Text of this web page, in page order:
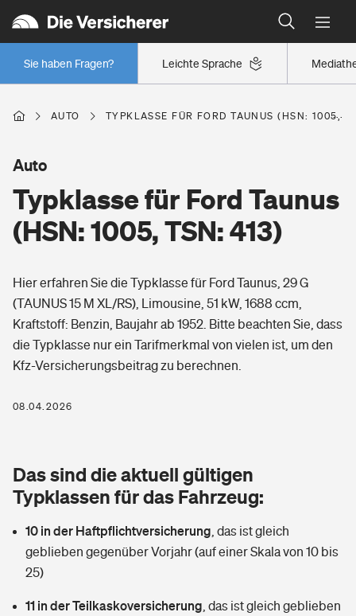
Leichte Sprache
Sie haben Fragen?
Wer versichert was: Jetzt Versicherer finden
Regionalklassen: So ist Ihre Region eingestuft
Wer versichert was: Jetzt Versicherer finden
Berufsunfähigkeitsversicherung
Erwerbsunfähigkeitsversicherung
Grundfähigkeitsversicherung
Arbeitsrechtsschutz
Berufshaftpflichtversicherung
Zur Übersicht
Tools
Wer versichert was: Jetzt Versicherer finden
Sie haben Fragen?
Wohnen
Elementarversicherung
Glasversicherung
Mietkautionsversicherung
Restkreditversicherung
Freizeit
Pri­vate Haft­pflicht­
Kinderunfall­ver­si­che­rung
Kinderinvalidität
Gesundheit
Private Krankenversicherung
Dread-Disease-Versicherung
Tierkrankenversicherung
Zur Übersicht
AUTO TYPKLASSE FÜR FORD TAUNUS (HSN: 1005,
Typklasse für Ford Taunus
(HSN: 1005, TSN: 413)
Auto
Hier erfahren Sie die Typklasse für Ford Taunus, 29 G
(TAUNUS 15 M XL/RS), Limousine, 51 kW, 1688 ccm,
Kraftstoff: Benzin, Baujahr ab 1952. Bitte beachten Sie, dass
die Typklasse nur ein Tarifmerkmal von vielen ist, um den
Kfz-Versicherungsbeitrag zu berechnen.
08.04.2026
Das sind die aktuell gültigen
Typklassen für das Fahrzeug:
10 in der Haftpflichtversicherung das ist gleich
geblieben gegenüber Vorjahr (auf einer Skala von 10 bis
25)
11 in der Teilkaskoversicherung das ist gleich geblieben